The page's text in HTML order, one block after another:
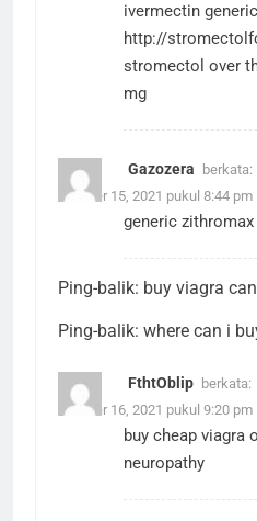
ivermectin
http://
stromectol over
mg
Gazozera
berkata:
Oktober 15, 2021 pukul 8:44 pm
generic
Ping-balik: buy viagra
Ping-balik: where can i
FthtOblip berkata:
Oktober 16, 2021 pukul 9:20 pm
buy cheap viagra
neuropathy